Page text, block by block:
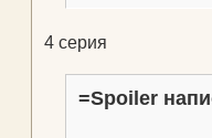
4 серия
=Spoiler